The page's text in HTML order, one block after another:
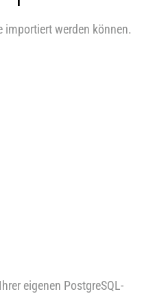
importiert werden können.
eigenen PostgreSQL-